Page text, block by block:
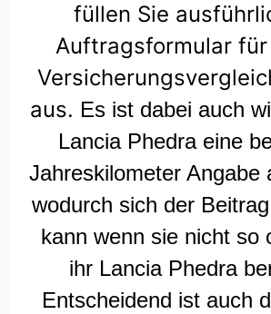
füllen Sie
Auftragsformular
aus. Es ist dabei auch
Lancia Phedra eine
Jahreskilometer Angabe
wodurch sich der
kann wenn sie nicht so
ihr Lancia Phedra
Entscheidend ist auch